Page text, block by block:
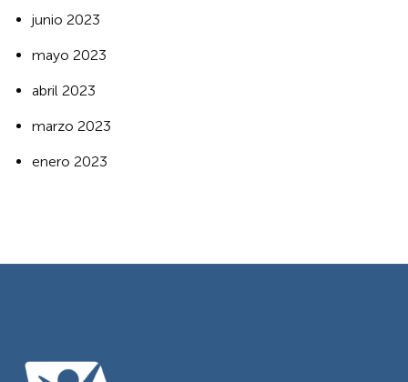
junio 2023
mayo 2023
abril 2023
marzo 2023
enero 2023